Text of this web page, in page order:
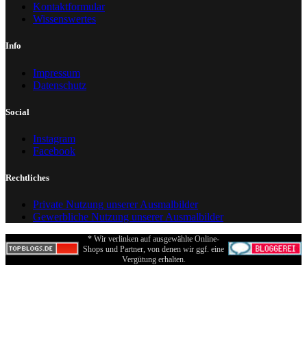
Kontaktformular
Wissenswertes
Info
Impressum
Datenschutz
Social
Instagram
Facebook
Rechtliches
Private Nutzung unserer Ausmalbilder
Gewerbliche Nutzung unserer Ausmalbilder
* Wir verlinken auf ausgewählte Online-
Shops und Partner, von denen wir ggf. eine
Vergütung erhalten.